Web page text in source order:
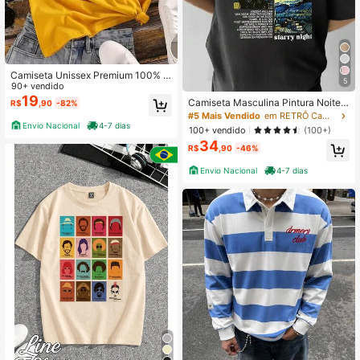
Camiseta Unissex Premium 100% A
lgodão Confortável Estilosa Soifisti
cada Modelo: Van Gogh - Novidade
Promoção Especial
90+ vendido
R$19 ,90 -82%
Envio Nacional 4-7 dias
5
Camiseta Masculina Pintura Noite E
strelada 30.1 Classico Manga Curta
Verão
#5 Mais Vendido
em RETRÔ Camisetas masculinas
100+ vendido
(100+)
R$34 ,90 -46%
Envio Nacional 4-7 dias